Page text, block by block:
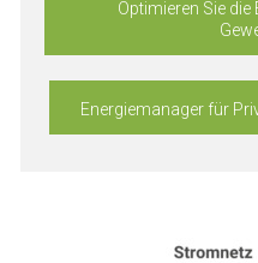
Optimieren Sie
Energiemanager für